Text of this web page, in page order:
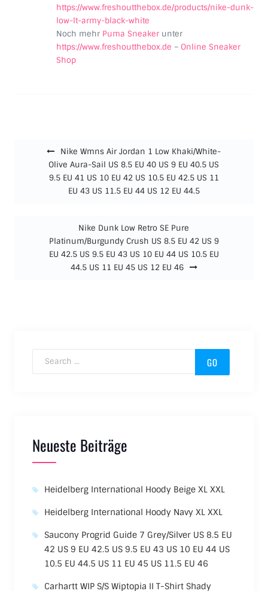
https://www.freshoutthebox.de/products/nike-dunk-
low-lt-army-black-white
Noch mehr Puma Sneakerunter
https://www.freshoutthebox.de – Online Sneaker
Shop
Nike Wmns Air Jordan 1 Low Khaki/White-
Olive Aura-Sail US 8.5 EU 40 US 9 EU 40.5 US
9.5 EU 41 US 10 EU 42 US 10.5 EU 42.5 US 11
EU 43 US 11.5 EU 44 US 12 EU 44.5
Nike Dunk Low Retro SE Pure
Platinum/Burgundy Crush US 8.5 EU 42 US 9
EU 42.5 US 9.5 EU 43 US 10 EU 44 US 10.5 EU
44.5 US 11 EU 45 US 12 EU 46
Neueste Beiträge
Heidelberg International Hoody Beige XL XXL
Heidelberg International Hoody Navy XL XXL
Saucony Progrid Guide 7 Grey/Silver US 8.5 EU
42 US 9 EU 42.5 US 9.5 EU 43 US 10 EU 44 US
10.5 EU 44.5 US 11 EU 45 US 11.5 EU 46
Carhartt WIP S/S Wiptopia II T-Shirt Shady